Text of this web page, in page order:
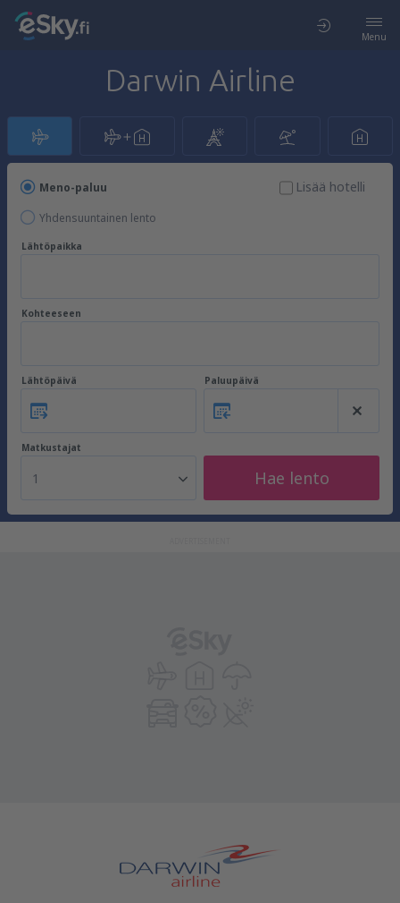
Menu
Darwin Airline
Meno-paluu
Yhdensuuntainen lento
Lisää hotelli
Lähtöpaikka
Kohteeseen
Lähtöpäivä Paluupäivä
Matkustajat
1 Hae lento